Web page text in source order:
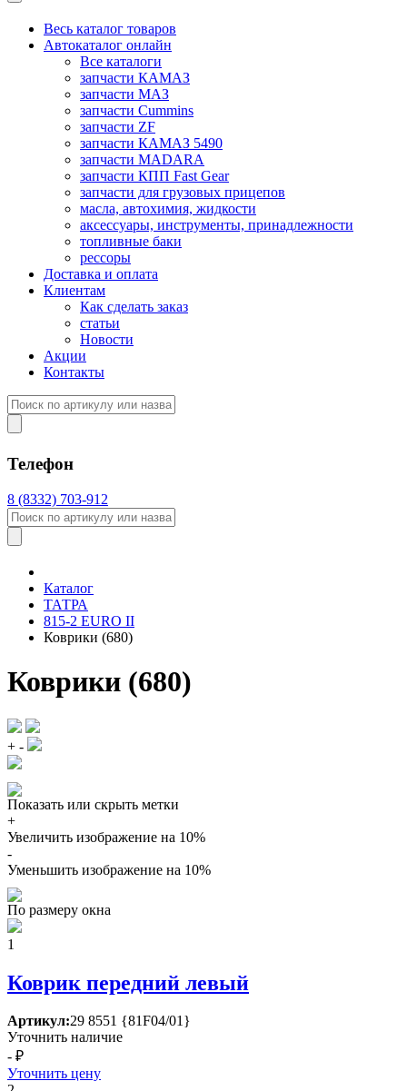
Весь каталог товаров
Автокаталог онлайн
Все каталоги
запчасти КАМАЗ
запчасти МАЗ
запчасти Cummins
запчасти ZF
запчасти КАМАЗ 5490
запчасти MADARA
запчасти КПП Fast Gear
запчасти для грузовых прицепов
масла, автохимия, жидкости
аксессуары, инструменты, принадлежности
топливные баки
рессоры
Доставка и оплата
Клиентам
Как сделать заказ
статьи
Новости
Акции
Контакты
Телефон
8 (8332) 703-912
Каталог
ТАТРА
815-2 EURO II
Коврики (680)
Коврики (680)
+ -
Показать или скрыть метки
+
Увеличить изображение на 10%
-
Уменьшить изображение на 10%
По размеру окна
1
Коврик передний левый
Артикул:29 8551 {81F04/01}
Уточнить наличие
- ₽
Уточнить цену